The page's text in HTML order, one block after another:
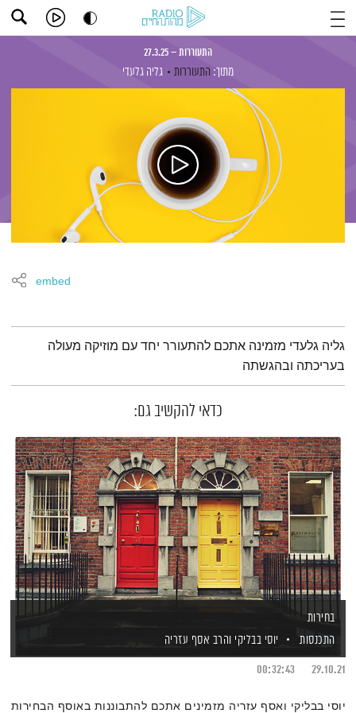
התעוררות – 27.3.25
מתוך: התעוררות גליה גלעדי
embed
תמצית הפודקאסט
גליה גלעדי מזמינה אתכם להתעורר יחד עם מוזיקה מעולה
בעריכתה ובהגשתה
כדאי להקשיב גם:
בחירות
התכנסות
יוסי בבליקי והרב אסף עזריה
29.10.21
00:32:43
יוסי בבליקי ואסף עזריה מזמינים אתכם להתבוננות באוסף הבחירות